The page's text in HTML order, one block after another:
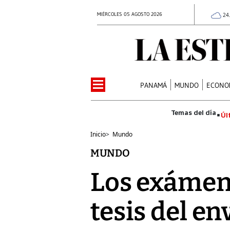
MIÉRCOLES 05 AGOSTO 2026
PANAMÁ MUNDO
Inicio> Mundo
MUNDO
Los
tesis del